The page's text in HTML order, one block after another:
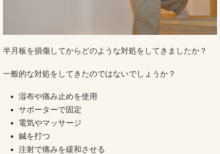
半月板を損傷してからどのような対処をしてきましたか？
一般的な対処をしてきたのではないでしょうか？
湿布や痛み止めを使用
サポーターで固定
電気やマッサージ
鍼を打つ
注射で痛みを緩和させる